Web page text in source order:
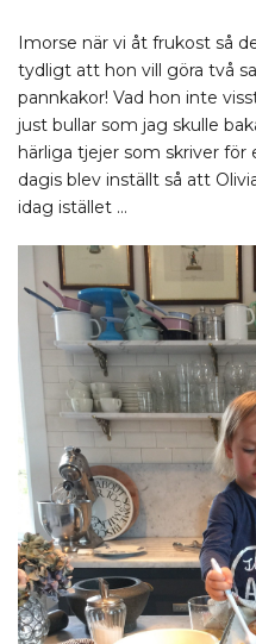
Imorse när vi åt frukost så
tydligt att hon vill göra två
pannkakor! Vad hon inte
just bullar som jag skulle
härliga tjejer som skriver för
dagis blev inställt så att
idag istället …